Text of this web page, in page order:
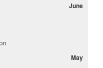
June
May